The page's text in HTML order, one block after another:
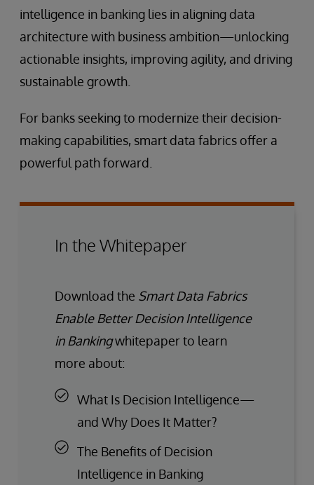
intelligence in banking lies in aligning data
architecture with business ambition—unlocking
actionable insights, improving agility, and driving
sustainable growth.
For banks seeking to modernize their decision-
making capabilities, smart data fabrics offer a
powerful path forward.
In the Whitepaper
Download the Smart Data Fabrics
Enable Better Decision Intelligence
in Bankingwhitepaper to learn
more about:
What Is Decision Intelligence—
and Why Does It Matter?
The Benefits of Decision
Intelligence in Banking